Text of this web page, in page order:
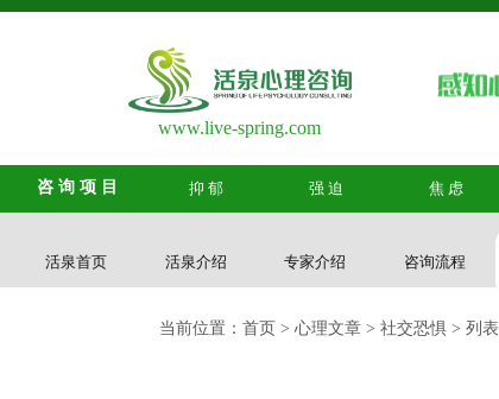
www.live-spring.com
咨询项目 抑郁 强迫 焦虑
活泉首页 活泉介绍 专家介绍 咨询流程
当前位置：首页 >心理文章 >社交恐惧 > 列表